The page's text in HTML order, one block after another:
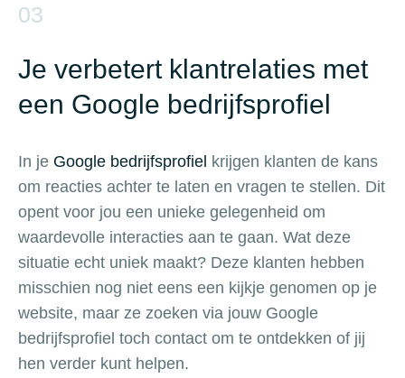
03
Je verbetert klantrelaties met
een Google bedrijfsprofiel
In je Google bedrijfsprofiel krijgen klanten de kans
om reacties achter te laten en vragen te stellen. Dit
opent voor jou een unieke gelegenheid om
waardevolle interacties aan te gaan. Wat deze
situatie echt uniek maakt? Deze klanten hebben
misschien nog niet eens een kijkje genomen op je
website, maar ze zoeken via jouw Google
bedrijfsprofiel toch contact om te ontdekken of jij
hen verder kunt helpen.